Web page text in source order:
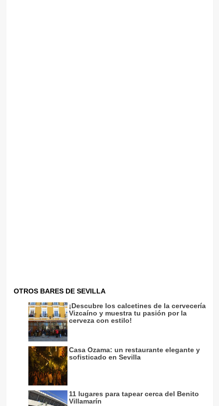
OTROS BARES DE SEVILLA
¡Descubre los calcetines de la cervecería
Vizcaíno y muestra tu pasión por la
cerveza con estilo!
Casa Ozama: un restaurante elegante y
sofisticado en Sevilla
11 lugares para tapear cerca del Benito
Villamarín